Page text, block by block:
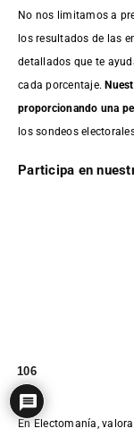
No nos limitamos a
los resultados de las
detallados que te
cada porcentaje.
proporcionando una
los sondeos
Participa en
En Electomanía,
106